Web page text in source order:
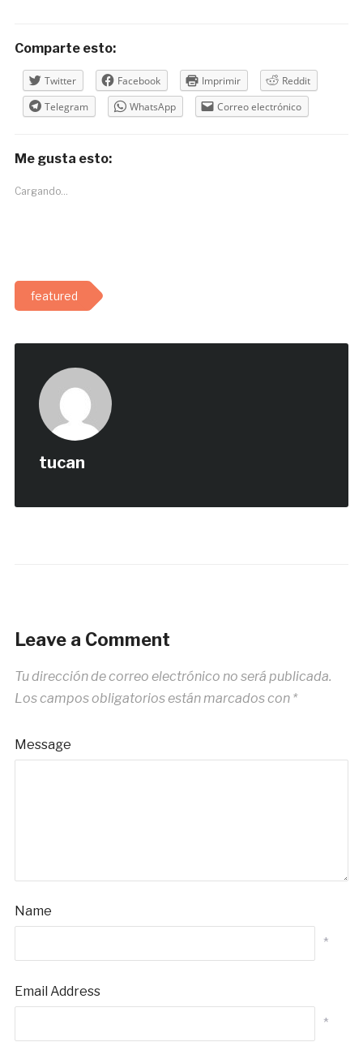
Comparte esto:
Twitter Facebook Imprimir
Reddit
Telegram
WhatsApp Correo electrónico
Me gusta esto:
Cargando...
featured
tucan
Leave a Comment
Tu dirección de correo electrónico no será publicada.
Los campos obligatorios están marcados con *
Message
Name
*
Email Address
*